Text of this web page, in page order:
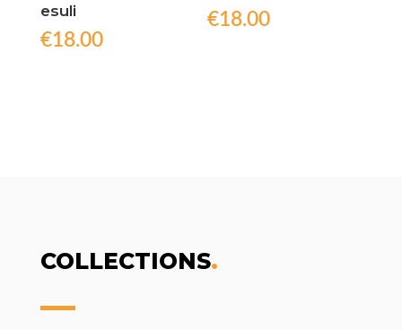
esuli
€18.00
€18.00
COLLECTIONS.